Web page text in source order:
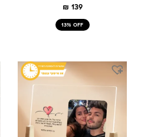
₪ 139
13% OFF
המחיר
המקורי
היה:
המחיר
הנוכחי
הוא: